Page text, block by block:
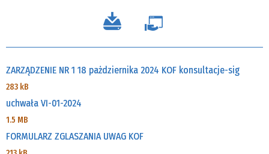
ZARZĄDZENIE NR 1 18 pażdziernika 2024 KOF konsultacje-sig
283 kB
uchwała VI-01-2024
1.5 MB
FORMULARZ ZGLASZANIA UWAG KOF